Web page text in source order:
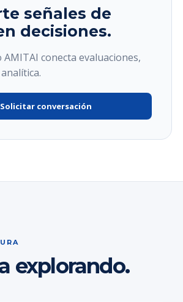
señales de
decisiones.
AMITAI conecta evaluaciones,
Solicitar conversación
explorando.